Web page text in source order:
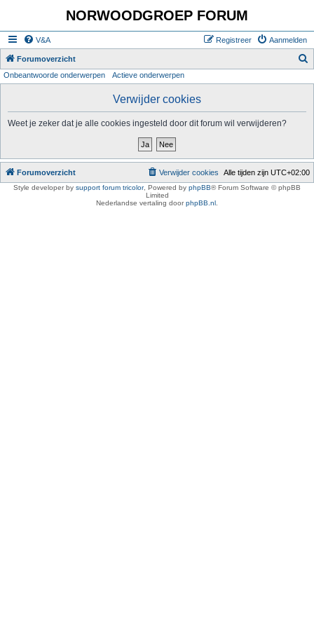
NORWOODGROEP FORUM
V&A Aanmelden
Registreer
Forumoverzicht
Onbeantwoorde onderwerpen Actieve onderwerpen
Verwijder cookies
Weet je zeker dat je alle cookies ingesteld door dit forum wil verwijderen?
Forumoverzicht Alle tijden zijn UTC+02:00
Verwijder cookies
Style developer by support forum tricolor, Powered by phpBB® Forum Software © phpBB
Limited
Nederlandse vertaling doorphpBB.nl